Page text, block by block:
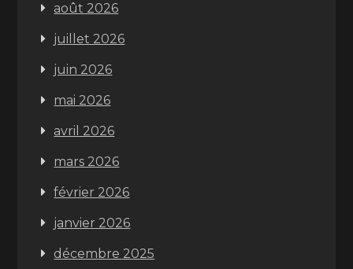
août 2026
juillet 2026
juin 2026
mai 2026
avril 2026
mars 2026
février 2026
janvier 2026
décembre 2025